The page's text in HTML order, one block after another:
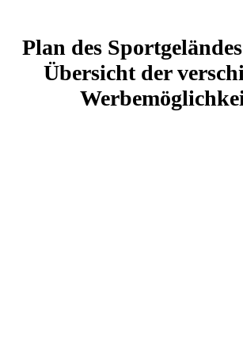
Plan des
Übersicht der